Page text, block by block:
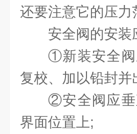
还要注意它的压
安全阀的安装
①新装安全阀
复校、加以铅封
②安全阀应垂
界面位置上;